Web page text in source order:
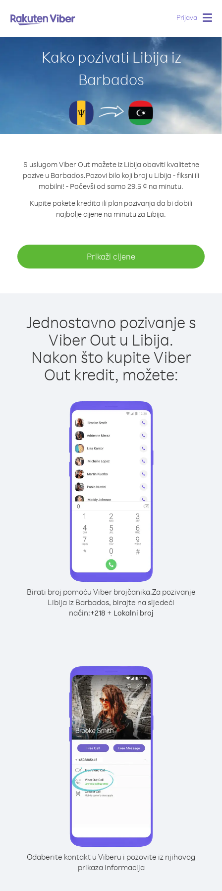
Prijava
Kako pozivati Libija iz
Barbados
S uslugom Viber Out možete iz Libija obaviti kvalitetne
pozive u Barbados.Pozovi bilo koji broj u Libija - fiksni ili
mobilni! - Počevši od samo 29.5 ¢ na minutu.
Kupite pakete kredita ili plan pozivanja da bi dobili
najbolje cijene na minutu za Libija.
Prikaži cijene
Jednostavno pozivanje s
Viber Out u Libija.
Nakon što kupite Viber
Out kredit, možete:
Birati broj pomoću Viber brojčanika.Za pozivanje
Libija iz Barbados, birajte na sljedeći
način:+218 + Lokalni broj
Odaberite kontakt u Viberu i pozovite iz njihovog
prikaza informacija